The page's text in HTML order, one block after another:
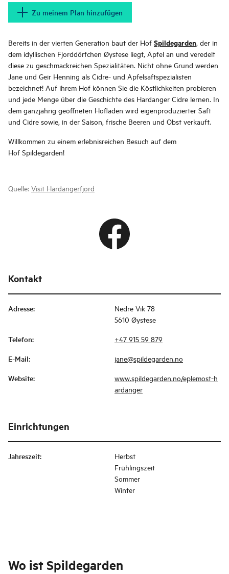
Zu meinem Plan hinzufügen
Bereits in der vierten Generation baut der Hof Spildegarden, der in
dem idyllischen Fjorddörfchen Øystese liegt, Äpfel an und veredelt
diese zu geschmackreichen Spezialitäten. Nicht ohne Grund werden
Jane und Geir Henning als Cidre- und Apfelsaftspezialisten
bezeichnet! Auf ihrem Hof können Sie die Köstlichkeiten probieren
und jede Menge über die Geschichte des Hardanger Cidre lernen. In
dem ganzjährig geöffneten Hofladen wird eigenproduzierter Saft
und Cidre sowie, in der Saison, frische Beeren und Obst verkauft.
Willkommen zu einem erlebnisreichen Besuch auf dem
Hof Spildegarden!
Quelle: Visit Hardangerfjord
Kontakt
Adresse:
Nedre Vik 78
5610 Øystese
Telefon: +47 915 59 879
E-Mail: jane@spildegarden.no
Website:
www.spildegarden.no/eplemost-h
ardanger
Einrichtungen
Jahreszeit:
Herbst
Frühlingszeit
Sommer
Winter
Wo ist Spildegarden